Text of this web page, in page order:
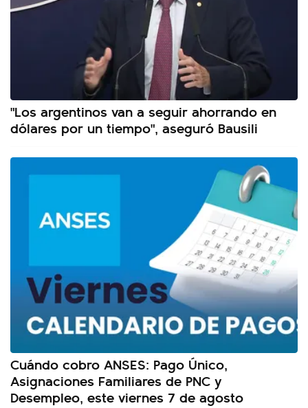
"Los argentinos van a seguir ahorrando en
dólares por un tiempo", aseguró Bausili
Cuándo cobro ANSES: Pago Único,
Asignaciones Familiares de PNC y
Desempleo, este viernes 7 de agosto